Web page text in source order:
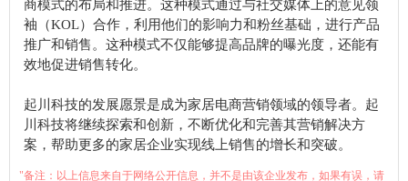
商模式的布局和推进。这种模式通过与社交媒体上的意见领
袖（KOL）合作，利用他们的影响力和粉丝基础，进行产品
推广和销售。这种模式不仅能够提高品牌的曝光度，还能有
效地促进销售转化。
起川科技的发展愿景是成为家居电商营销领域的领导者。起
川科技将继续探索和创新，不断优化和完善其营销解决方
案，帮助更多的家居企业实现线上销售的增长和突破。
"备注：以上信息来自于网络公开信息，并不是由该企业发布，如果有误，请